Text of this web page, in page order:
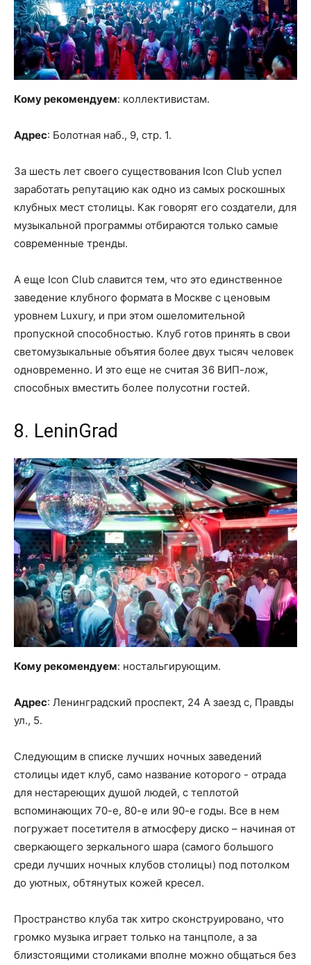
Кому рекомендуем: коллективистам.
Адрес: Болотная наб., 9, стр. 1.
За шесть лет своего существования Icon Club успел
заработать репутацию как одно из самых роскошных
клубных мест столицы. Как говорят его создатели, для
музыкальной программы отбираются только самые
современные тренды.
А еще Icon Club славится тем, что это единственное
заведение клубного формата в Москве с ценовым
уровнем Luxury, и при этом ошеломительной
пропускной способностью. Клуб готов принять в свои
светомузыкальные объятия более двух тысяч человек
одновременно. И это еще не считая 36 ВИП-лож,
способных вместить более полусотни гостей.
8. LeninGrad
Кому рекомендуем: ностальгирующим.
Адрес: Ленинградский проспект, 24 А заезд с, Правды
ул., 5.
Следующим в списке лучших ночных заведений
столицы идет клуб, само название которого - отрада
для нестареющих душой людей, с теплотой
вспоминающих 70-е, 80-е или 90-е годы. Все в нем
погружает посетителя в атмосферу диско – начиная от
сверкающего зеркального шара (самого большого
среди лучших ночных клубов столицы) под потолком
до уютных, обтянутых кожей кресел.
Пространство клуба так хитро сконструировано, что
громко музыка играет только на танцполе, а за
близстоящими столиками вполне можно общаться без